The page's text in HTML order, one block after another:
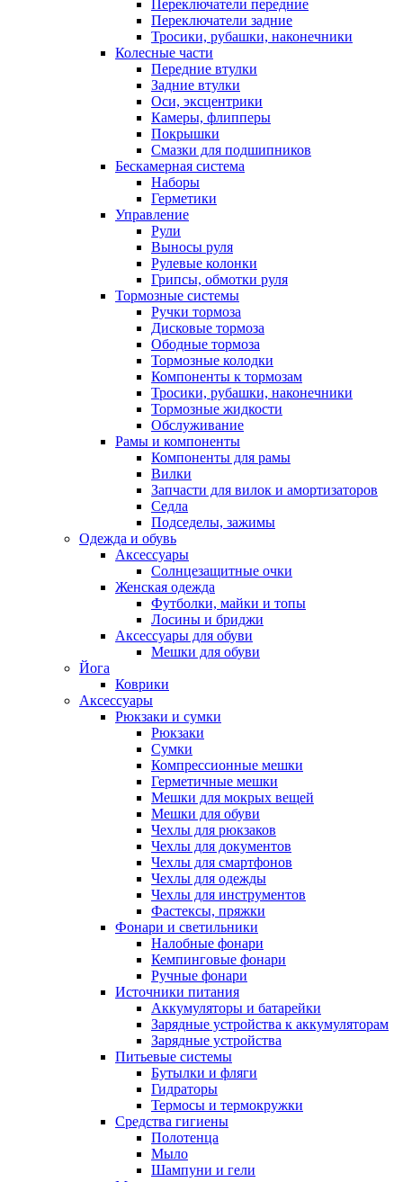
Переключатели передние
Переключатели задние
Тросики, рубашки, наконечники
Колесные части
Передние втулки
Задние втулки
Оси, эксцентрики
Камеры, флипперы
Покрышки
Смазки для подшипников
Бескамерная система
Наборы
Герметики
Управление
Рули
Выносы руля
Рулевые колонки
Грипсы, обмотки руля
Тормозные системы
Ручки тормоза
Дисковые тормоза
Ободные тормоза
Тормозные колодки
Компоненты к тормозам
Тросики, рубашки, наконечники
Тормозные жидкости
Обслуживание
Рамы и компоненты
Компоненты для рамы
Вилки
Запчасти для вилок и амортизаторов
Седла
Подседелы, зажимы
Одежда и обувь
Аксессуары
Солнцезащитные очки
Женская одежда
Футболки, майки и топы
Лосины и бриджи
Аксессуары для обуви
Мешки для обуви
Йога
Коврики
Аксессуары
Рюкзаки и сумки
Рюкзаки
Сумки
Компрессионные мешки
Герметичные мешки
Мешки для мокрых вещей
Мешки для обуви
Чехлы для рюкзаков
Чехлы для документов
Чехлы для смартфонов
Чехлы для одежды
Чехлы для инструментов
Фастексы, пряжки
Фонари и светильники
Налобные фонари
Кемпинговые фонари
Ручные фонари
Источники питания
Аккумуляторы и батарейки
Зарядные устройства к аккумуляторам
Зарядные устройства
Питьевые системы
Бутылки и фляги
Гидраторы
Термосы и термокружки
Средства гигиены
Полотенца
Мыло
Шампуни и гели